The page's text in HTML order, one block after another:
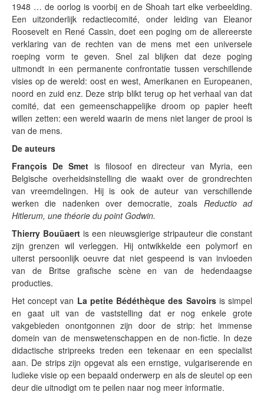
1948 … de oorlog is voorbij en de Shoah tart elke verbeelding.
Een uitzonderlijk redactiecomité, onder leiding van Eleanor
Roosevelt en René Cassin, doet een poging om de allereerste
verklaring van de rechten van de mens met een universele
roeping vorm te geven. Snel zal blijken dat deze poging
uitmondt in een permanente confrontatie tussen verschillende
visies op de wereld: oost en west, Amerikanen en Europeanen,
noord en zuid enz. Deze strip blikt terug op het verhaal van dat
comité, dat een gemeenschappelijke droom op papier heeft
willen zetten: een wereld waarin de mens niet langer de prooi is
van de mens.
De auteurs
François De Smet is filosoof en directeur van Myria, een
Belgische overheidsinstelling die waakt over de grondrechten
van vreemdelingen. Hij is ook de auteur van verschillende
werken die nadenken over democratie, zoals Reductio ad
Hitlerum, une théorie du point Godwin.
Thierry Bouüaert is een nieuwsgierige stripauteur die constant
zijn grenzen wil verleggen. Hij ontwikkelde een polymorf en
uiterst persoonlijk oeuvre dat niet gespeend is van invloeden
van de Britse grafische scène en van de hedendaagse
producties.
Het concept van La petite Bédéthèque des Savoirsis simpel
en gaat uit van de vaststelling dat er nog enkele grote
vakgebieden onontgonnen zijn door de strip: het immense
domein van de menswetenschappen en de non-fictie. In deze
didactische stripreeks treden een tekenaar en een specialist
aan. De strips zijn opgevat als een ernstige, vulgariserende en
ludieke visie op een bepaald onderwerp en als de sleutel op een
deur die uitnodigt om te peilen naar nog meer informatie.